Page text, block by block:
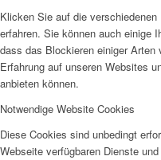
Klicken Sie auf die
erfahren. Sie können auch einige
dass das Blockieren einiger
Erfahrung auf unseren Websites
anbieten können.
Notwendige Website Cookies
Diese Cookies sind unbedingt
Webseite verfügbaren Dienste